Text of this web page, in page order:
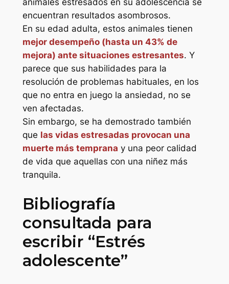
encuentran resultados asombrosos.
En su edad adulta, estos animales tienen
mejor desempeño (hasta un 43% de
mejora) ante situaciones estresantes. Y
parece que sus habilidades para la
resolución de problemas habituales, en los
que no entra en juego la ansiedad, no se
ven afectadas.
Sin embargo, se ha demostrado también
que las vidas estresadas provocan una
muerte más temprana y una peor calidad
de vida que aquellas con una niñez más
tranquila.
Bibliografía
consultada para
escribir “Estrés
adolescente”